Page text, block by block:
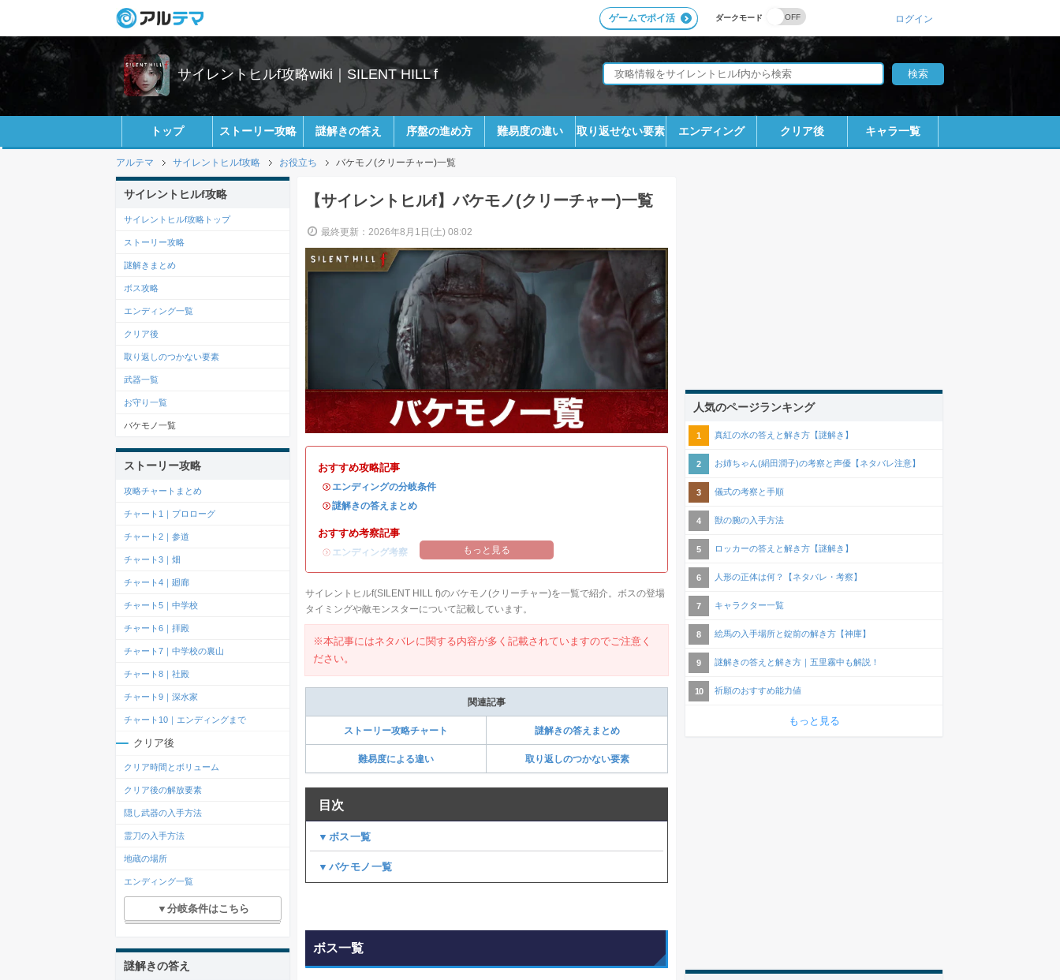
ダークモード
ゲームでポイ活 ログイン
サイレントヒルf攻略wiki｜SILENT HILL f
トップ ストーリー攻略 謎解きの答え 序盤の進め方 難易度の違い 取り返せない要素 エンディング クリア後 キャラ一覧
アルテマ サイレントヒルf攻略 お役立ち バケモノ(クリーチャー)一覧
【サイレントヒルf】バケモノ(クリーチャー)一覧
最終更新：2026年8月1日(土) 08:02
おすすめ攻略記事
・ エンディングの分岐条件
・謎解きの答えまとめ
おすすめ考察記事
・ エンディング考察 もっと見る
サイレントヒルf(SILENT HILL f)のバケモノ(クリーチャー)を一覧で紹介。ボスの登場
タイミングや敵モンスターについて記載しています。
※本記事にはネタバレに関する内容が多く記載されていますのでご注意く
ださい。
関連記事
ストーリー攻略チャート 謎解きの答えまとめ
難易度による違い 取り返しのつかない要素
目次
▼ボス一覧
▼バケモノ一覧
ボス一覧
サイレントヒルf攻略
サイレントヒルf攻略トップ
ストーリー攻略
謎解きまとめ
ボス攻略
エンディング一覧
クリア後
取り返しのつかない要素
武器一覧
お守り一覧
バケモノ一覧
ストーリー攻略
攻略チャートまとめ
チャート1｜プロローグ
チャート2｜参道
チャート3｜畑
チャート4｜廻廊
チャート5｜中学校
チャート6｜拝殿
チャート7｜中学校の裏山
チャート8｜社殿
チャート9｜深水家
チャート10｜エンディングまで
クリア後
クリア時間とボリューム
クリア後の解放要素
隠し武器の入手方法
霊刀の入手方法
地蔵の場所
エンディング一覧
▼分岐条件はこちら
謎解きの答え
人気のページランキング
真紅の水の答えと解き方【謎解き】
お姉ちゃん(絹田潤子)の考察と声優【ネタバレ注意】
儀式の考察と手順
獣の腕の入手方法
ロッカーの答えと解き方【謎解き】
人形の正体は何？【ネタバレ・考察】
キャラクター一覧
絵馬の入手場所と錠前の解き方【神庫】
謎解きの答えと解き方｜五里霧中も解説！
祈願のおすすめ能力値
もっと見る